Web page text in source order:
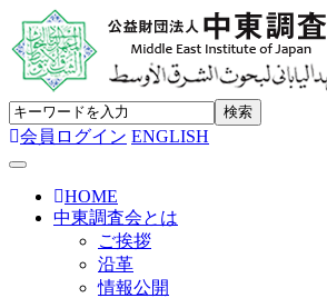
会員ログイン ENGLISH
Toggle navigation
HOME
中東調査会とは
ご挨拶
沿革
情報公開